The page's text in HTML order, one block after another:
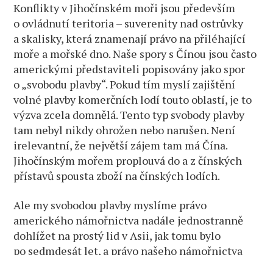
Konflikty v Jihočínském moři jsou především
o ovládnutí teritoria – suverenity nad ostrůvky
a skalisky, která znamenají právo na přiléhající
moře a mořské dno. Naše spory s Čínou jsou často
americkými představiteli popisovány jako spor
o „svobodu plavby“. Pokud tím myslí zajištění
volné plavby komerčních lodí touto oblastí, je to
výzva zcela domnělá. Tento typ svobody plavby
tam nebyl nikdy ohrožen nebo narušen. Není
irelevantní, že největší zájem tam má Čína.
Jihočínským mořem proplouvá do a z čínských
přístavů spousta zboží na čínských lodích.
Ale my svobodou plavby myslíme právo
amerického námořnictva nadále jednostranně
dohlížet na prostý lid v Asii, jak tomu bylo
po sedmdesát let, a právo našeho námořnictva